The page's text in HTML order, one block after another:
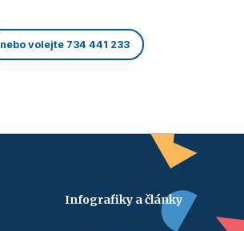
nebo volejte 734 441 233
Infografiky a články